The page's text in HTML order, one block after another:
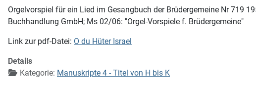
Orgelvorspiel für ein Lied im Gesangbuch der Brüdergemeine Nr 719
Buchhandlung GmbH; Ms 02/06: "Orgel-Vorspiele f. Brüdergemeine"
Link zur pdf-Datei: O du Hüter Israel
Details
Kategorie: Manuskripte 4 - Titel von H bis K